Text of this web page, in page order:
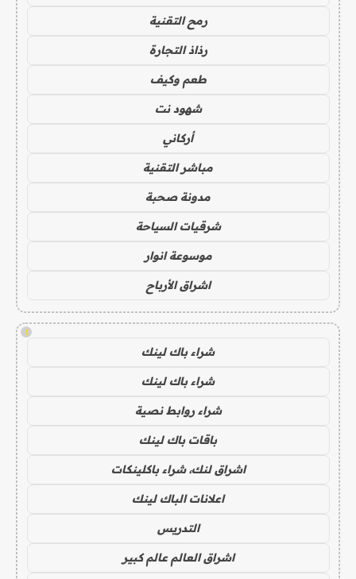
رمح التقنية
رذاذ التجارة
طعم وكيف
شهود نت
أركاني
مباشر التقنية
مدونة صحبة
شرقيات السياحة
موسوعة انوار
اشراق الأرباح
!
شراء باك لينك
شراء باك لينك
شراء روابط نصية
باقات باك لينك
اشراق لنك، شراء باكلينكات
اعلانات الباك لينك
التدريس
اشراق العالم عالم كبير